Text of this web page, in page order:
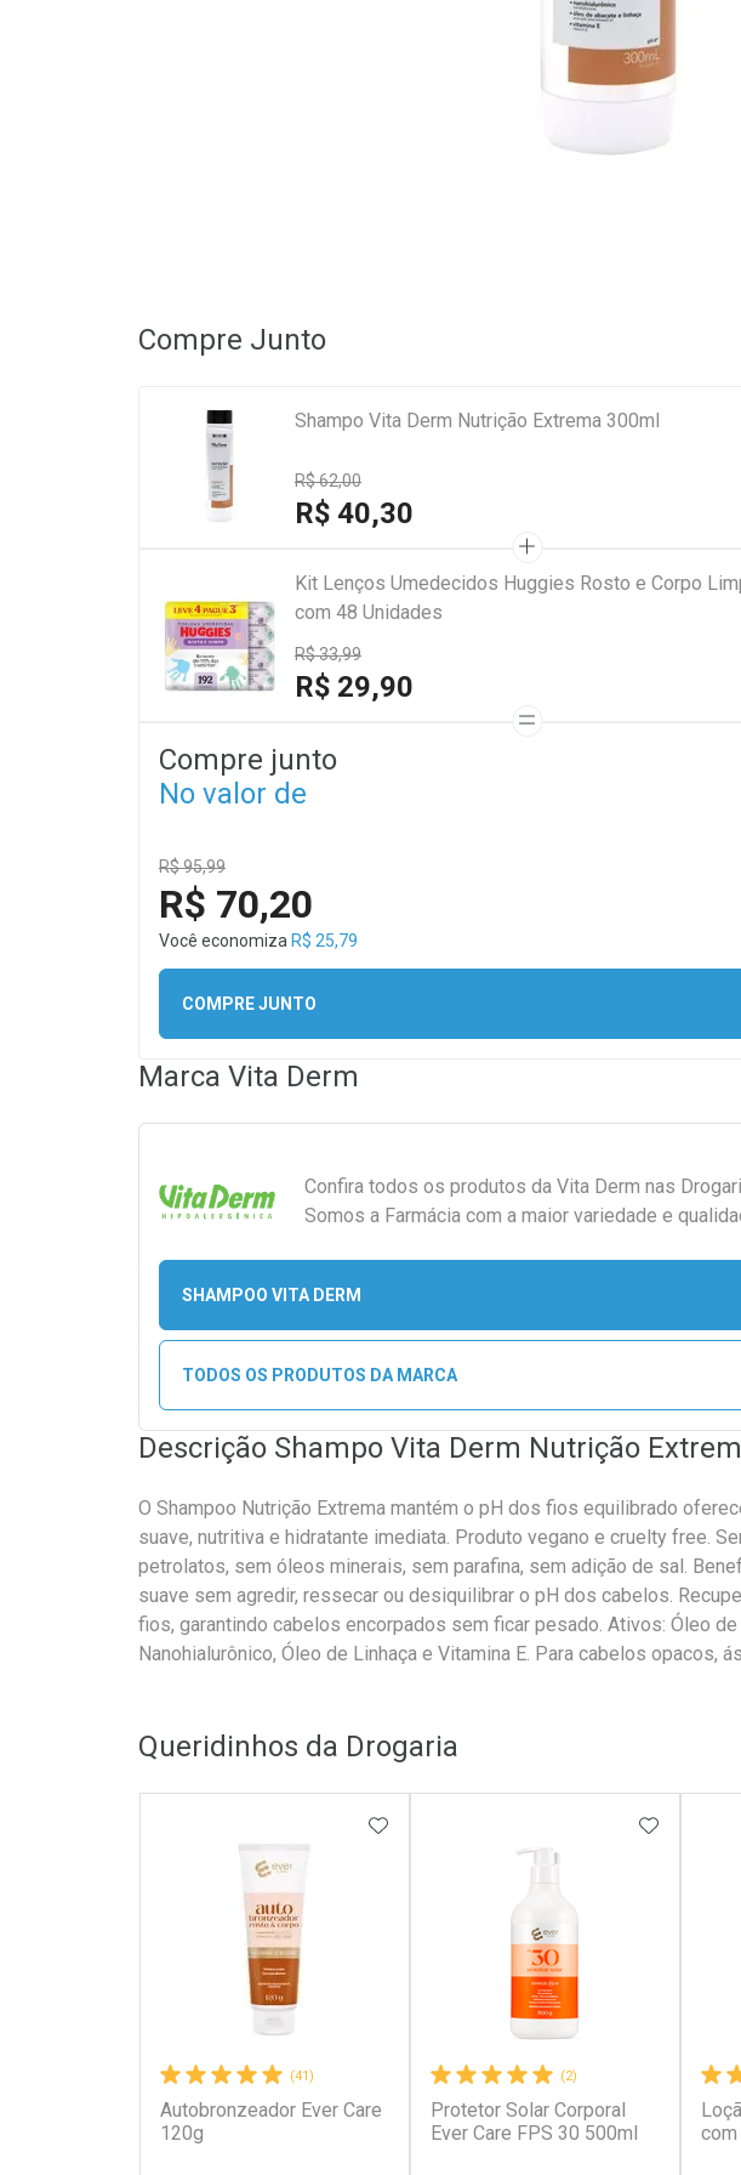
Compre Junto
Shampo Vita Derm Nutrição Extrema 300ml
R$ 62,00
R$ 40,30
Kit Lenços Umedecidos Huggies Rosto e Corpo
com 48 Unidades
R$ 33,99
R$ 29,90
Compre junto
No valor de
R$ 95,99
R$ 70,20
Você economiza R$ 25,79
COMPRE JUNTO
Marca Vita Derm
Confira todos os produtos da Vita Derm nas
Somos a Farmácia com a maior variedade e
SHAMPOO VITA DERM
TODOS OS PRODUTOS DA MARCA
Descrição Shampo Vita Derm Nutrição
O Shampoo Nutrição Extrema mantém o pH dos fios equilibrado
suave, nutritiva e hidratante imediata. Produto vegano e cruelty free.
petrolatos, sem óleos minerais, sem parafina, sem adição de sal.
suave sem agredir, ressecar ou desiquilibrar o pH dos cabelos.
fios, garantindo cabelos encorpados sem ficar pesado. Ativos: Óleo de
Nanohialurônico, Óleo de Linhaça e Vitamina E. Para cabelos opacos,
Queridinhos da Drogaria
(41)
Autobronzeador Ever Care
120g
ADICIONAR AOS FAVORITOS
(2)
Protetor Solar Corporal
Ever Care FPS 30 500ml
com